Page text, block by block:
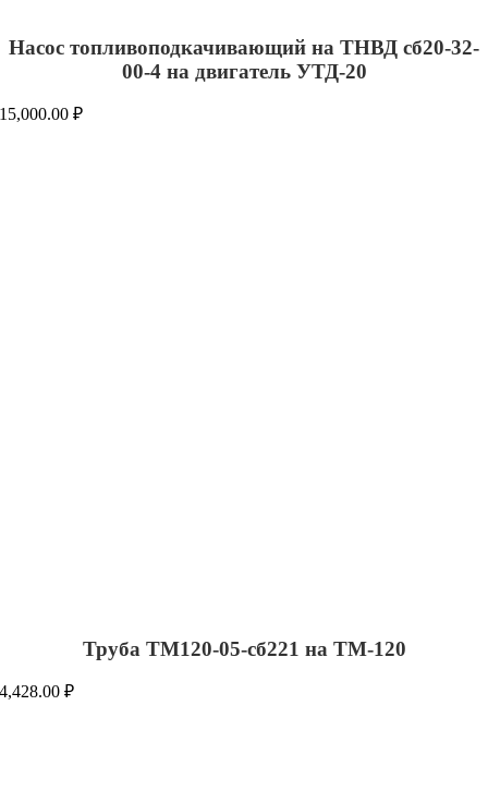
Насос топливоподкачивающий на ТНВД сб20-32-
00-4 на двигатель УТД-20
15,000.00₽
Труба ТМ120-05-сб221 на ТМ-120
4,428.00₽